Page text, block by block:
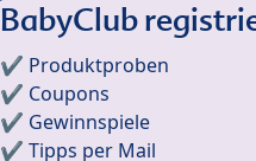
BabyClub
✔️ Produktproben
✔️ Coupons
✔️ Gewinnspiele
✔️ Tipps per Mail